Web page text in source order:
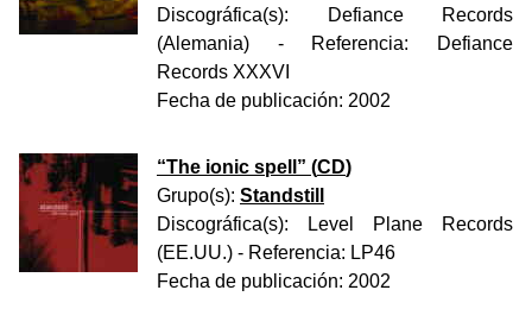
Discográfica(s):
Defiance Records
(Alemania) - Referencia:
Defiance
Records XXXVI
Fecha de publicación: 2002
“The ionic spell ” (CD)
Grupo(s): Standstill
Discográfica(s):
Level Plane Records
(EE.UU.) - Referencia: LP46
Fecha de publicación: 2002